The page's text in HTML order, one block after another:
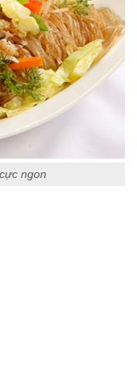
ngon